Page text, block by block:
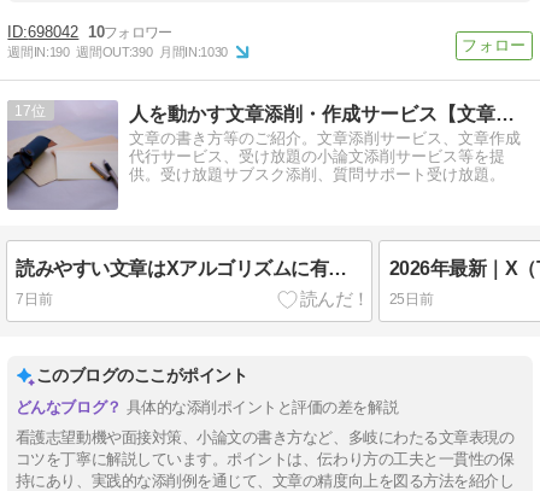
698042 10
週間IN:190 週間OUT:390 月間IN:1030
17 人を動かす文章添削・作成サービス【文章専門サービス】
文章の書き方等のご紹介。文章添削サービス、文章作成
代行サービス、受け放題の小論文添削サービス等を提
供。受け放題サブスク添削、質問サポート受け放題。
読みやすい文章はXアルゴリズムに有利？インプレッションが伸びる理由を解説
7日前 25日前
このブログのここがポイント
具体的な添削ポイントと評価の差を解説
看護志望動機や面接対策、小論文の書き方など、多岐にわたる文章表現の
コツを丁寧に解説しています。ポイントは、伝わり方の工夫と一貫性の保
持にあり、実践的な添削例を通じて、文章の精度向上を図る方法を紹介し